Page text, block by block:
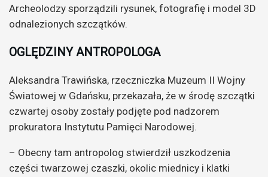
Archeolodzy sporządzili rysunek, fotografię i model 3D
odnalezionych szczątków.
OGLĘDZINY ANTROPOLOGA
Aleksandra Trawińska, rzeczniczka Muzeum II Wojny
Światowej w Gdańsku, przekazała, że w środę szczątki
czwartej osoby zostały podjęte pod nadzorem
prokuratora Instytutu Pamięci Narodowej.
– Obecny tam antropolog stwierdził uszkodzenia
części twarzowej czaszki, okolic miednicy i klatki